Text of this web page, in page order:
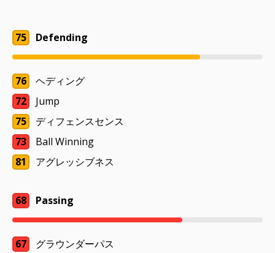
75 Defending
76
ヘディング
72
Jump
75
ディフェンスセンス
73
Ball Winning
81
アグレッシブネス
68 Passing
67
グラウンダーパス